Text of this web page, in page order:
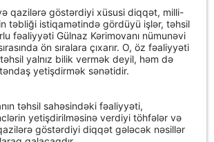
qazilərə göstərdiyi xüsusi diqqət, milli-
təbliği istiqamətində gördüyü işlər, təhsil
fəaliyyəti Gülnaz Kərimovanı nümunəvi
ön sıralara çıxarır. O, öz fəaliyyəti
yalnız bilik vermək deyil, həm də
yetişdirmək sənətidir.
təhsil sahəsindəki fəaliyyəti,
yetişdirilməsinə verdiyi töhfələr və
göstərdiyi diqqət gələcək nəsillər